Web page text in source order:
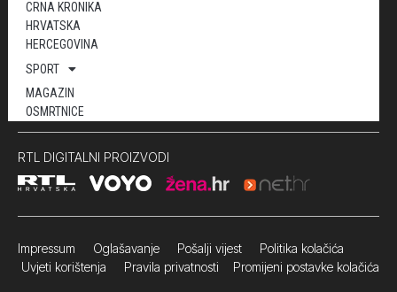
CRNA KRONIKA
HRVATSKA
HERCEGOVINA
SPORT
MAGAZIN
OSMRTNICE
RTL DIGITALNI PROIZVODI
Impressum Oglašavanje Pošalji vijest Politika kolačića
Uvjeti korištenja Pravila privatnosti Promijeni postavke kolačića